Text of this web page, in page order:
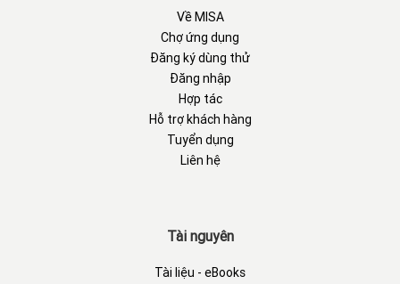
Về MISA
Chợ ứng dụng
Đăng ký dùng thử
Đăng nhập
Hợp tác
Hỗ trợ khách hàng
Tuyển dụng
Liên hệ
Tài nguyên
Tài liệu - eBooks